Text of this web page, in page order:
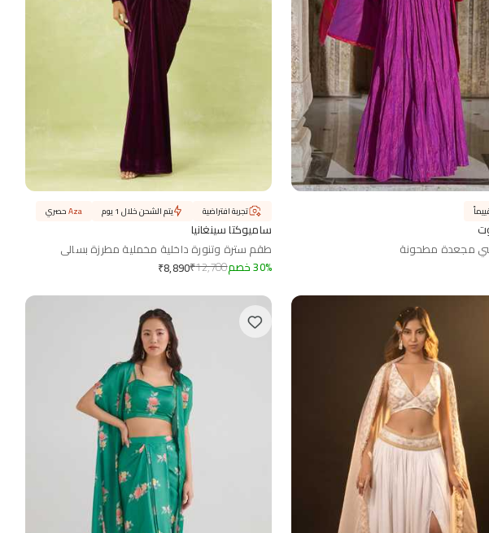
مجعدة مطحونة
ساميوكتا سينغانيا
طقم سترة وتنورة داخلية مخملية مطرزة بسالي
₹8,890₹12,700 30% خصم
تجربة افتراضية يتم الشحن خلال 1 يوم Azaحصري